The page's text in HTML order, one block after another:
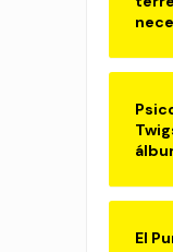
El